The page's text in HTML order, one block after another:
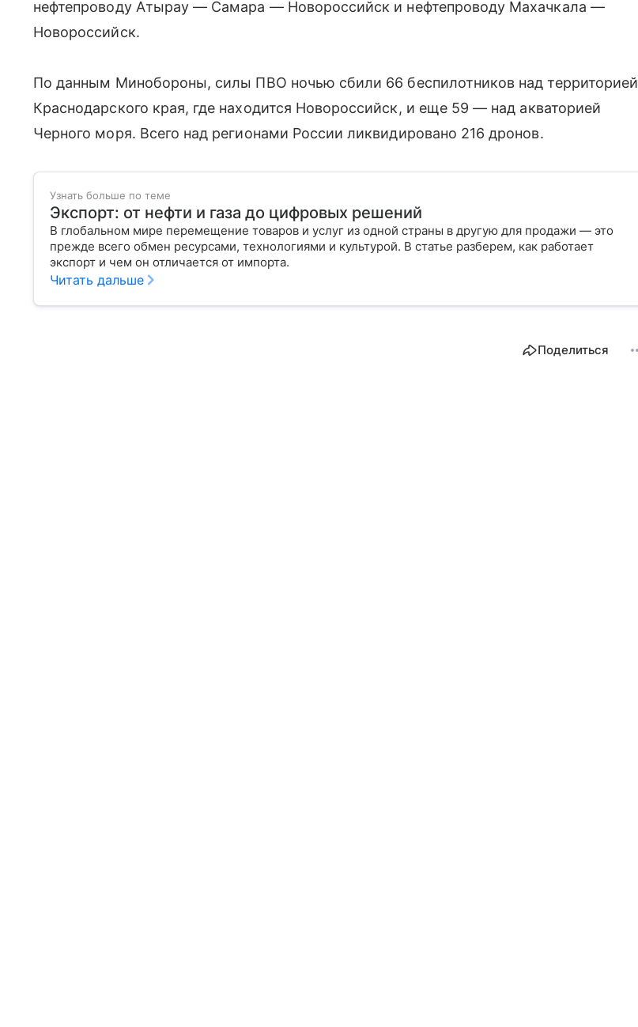
нефтепроводу Атырау — Самара — Новороссийск и нефтепроводу Махачкала —
Новороссийск.
По данным Минобороны, силы ПВО ночью сбили 66 беспилотников над территорией
Краснодарского края, где находится Новороссийск, и еще 59 — над акваторией
Черного моря. Всего над регионами России ликвидировано 216 дронов.
Узнать больше по теме
Экспорт: от нефти и газа до цифровых решений
В глобальном мире перемещение товаров и услуг из одной страны в другую для продажи — это
прежде всего обмен ресурсами, технологиями и культурой. В статье разберем, как работает
экспорт и чем он отличается от импорта.
Читать дальше
Поделиться